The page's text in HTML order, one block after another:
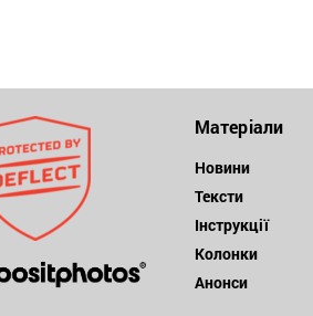
Матеріали
Новини
Тексти
Інструкції
Колонки
Анонси